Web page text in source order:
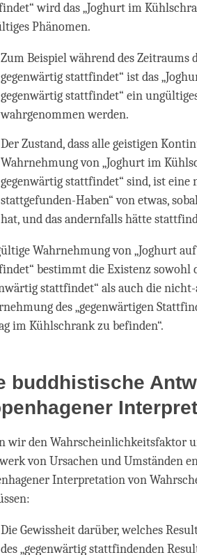
wird das „Joghurt im
Phänomen.
Zum Beispiel während des Zeitraums
gegenwärtig stattfindet“ ist das
gegenwärtig stattfindet“ ein
wahrgenommen werden.
Der Zustand, dass alle geistigen
Wahrnehmung von „Joghurt im
gegenwärtig stattfindet“ sind, ist eine
stattgefunden-Haben“ von etwas,
hat, und das andernfalls hätte
Wahrnehmung von „Joghurt
bestimmt die Existenz sowohl
stattfindet“ als auch die
des „gegenwärtigen
im Kühlschrank zu befinden“.
buddhistische
wir den Wahrscheinlichkeitsfaktor
von Ursachen und Umständen
Interpretation von
Die Gewissheit darüber, welches
des „gegenwärtig stattfindenden